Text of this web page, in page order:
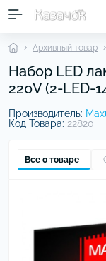
Архивный товар
Набор LED
220V (2-LED-
Производитель:
Код Товара: 22820
Все о товаре